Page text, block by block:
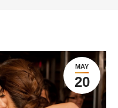
MAY
20